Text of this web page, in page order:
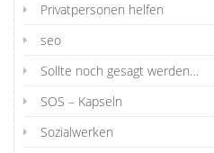
Privatpersonen helfen
seo
Sollte noch gesagt werden…
SOS – Kapseln
Sozialwerken